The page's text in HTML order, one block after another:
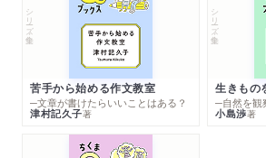
シリーズ・全集
苦手から始める作文教室
─文章が書けたらいいことはある？
津村記久子著
シリーズ・全集
生きもの
小島渉著